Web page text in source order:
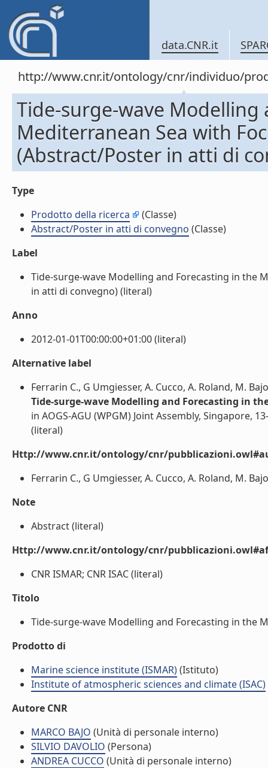
data.CNR.it
http://www.cnr.it/ontology/cnr/individuo/
Tide-surge-wave
Mediterranean Sea with
(Abstract/Poster in atti di
Type
Prodotto della ricerca
(Classe)
Abstract/Poster in atti di convegno (Classe)
Label
Tide-surge-wave Modelling and Forecasting in the
in atti di convegno) (literal)
Anno
2012-01-01T00:00:00+01:00 (literal)
Alternative label
Ferrarin C., G Umgiesser, A. Cucco, A. Roland, M.
Tide-surge-wave Modelling and Forecasting in
in AOGS-AGU (WPGM) Joint Assembly, Singapore,
(literal)
Http://www.cnr.it/ontology/cnr/
Ferrarin C., G Umgiesser, A. Cucco, A. Roland, M.
Note
Abstract (literal)
Http://www.cnr.it/ontology/cnr/
CNR ISMAR; CNR ISAC (literal)
Titolo
Tide-surge-wave Modelling and Forecasting in the
Prodotto di
Marine science institute (ISMAR)(Istituto)
Institute of atmospheric sciences and climate (ISAC)
Autore CNR
MARCO BAJO (Unità di personale interno)
SILVIO DAVOLIO (Persona)
ANDREA CUCCO (Unità di personale interno)